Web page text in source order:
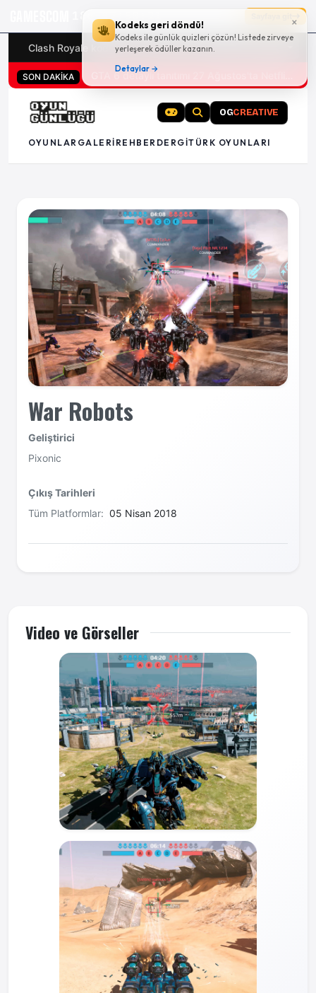
×
Kodeks geri döndü!
Kodeks ile günlük quizleri çözün! Listede zirveye
yerleşerek ödüller kazanın.
Detaylar →
18g 12:50:20
Clash Royale kodları Türk oyunları (PC ve konsollar) -
SON DAKİKA
OGCREATIVE
OYUNLAR GALERI REHBER DERGITÜRK OYUNLARI
War Robots
Geliştirici
Pixonic
Çıkış Tarihleri
Tüm Platformlar: 05 Nisan 2018
Video ve Görseller